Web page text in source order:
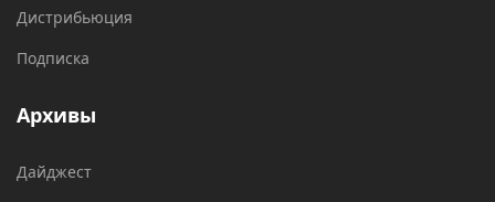
Дистрибьюция
Подписка
Архивы
Дайджест